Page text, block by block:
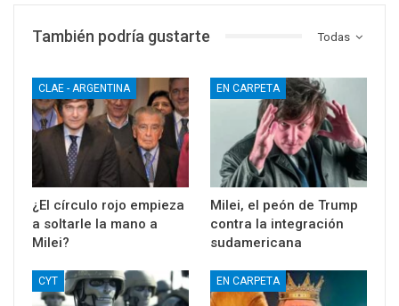
Todas
También podría gustarte
CLAE - ARGENTINA
¿El círculo rojo empieza
a soltarle la mano a
Milei?
EN CARPETA
Milei, el peón de Trump
contra la integración
sudamericana
CYT EN CARPETA